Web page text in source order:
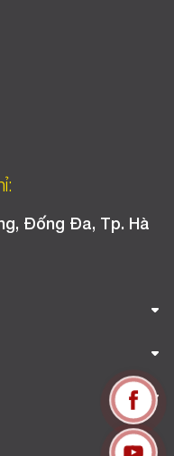
Đống Đa, Tp. Hà